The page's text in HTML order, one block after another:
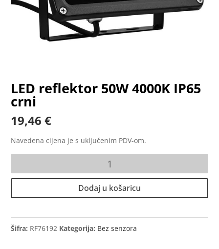
LED reflektor 50W 4000K IP65
crni
19,46€
Navedena cijena je s uključenim PDV-om.
50W
crni
količina
Dodaj u košaricu
Šifra: RF76192 Kategorija: Bez senzora